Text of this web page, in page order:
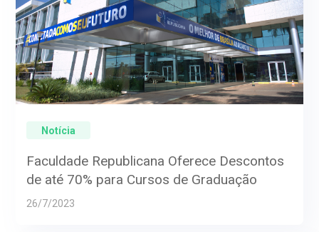
Notícia
Faculdade Republicana Oferece Descontos
de até 70% para Cursos de Graduação
26/7/2023